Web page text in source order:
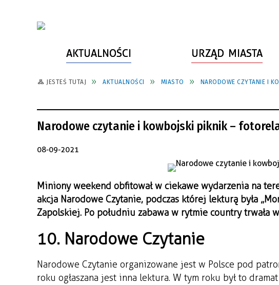
AKTUALNOŚCI URZĄD MIASTA
WŁADZE MIASTA
URZĄD STANU CYWILNEGO
RADA MIEJSKA
STRATEGIE, PLANY, PROGRAMY
FUNDUSZE ZEWNĘTRZNE
INFORMACJE O MIEŚCIE
PARTNERZY, NGO
JEDNOSTKI MIEJSKIE
INWESTYCJE MIEJSKIE
POWIATOWY LIDER
PRZEDSIĘBIORCZOŚCI
WAŻNE TELEFONY
GAZETA SAMORZĄDOWA
"PSZOW.PL"
SPORT
SZLAKI TURYSTYCZNE
ZABYTKI
ZAŁATW SPRAWĘ
BEZPIECZEŃSTWO
ZWIERZĘTA W GMINIE
POMIAR SATYSFAKCJI KLIENTA
INFORMATOR
KOMUNIKACJA I TRANSPORT
ZAGOSPODAROWANIE
PRZESTRZENNE
JESTEŚ TUTAJ AKTUALNOŚCI MIASTO NARODOWE CZYTANIE I
Narodowe czytanie i kowbojski piknik –
08-09-2021
Miniony weekend obfitował w ciekawe wydarzenia na
akcja Narodowe Czytanie, podczas której lekturą była
Zapolskiej. Po południu zabawa w rytmie country trwała
10. Narodowe Czytanie
Narodowe Czytanie organizowane jest w Polsce pod
roku ogłaszana jest inna lektura. W tym roku był to